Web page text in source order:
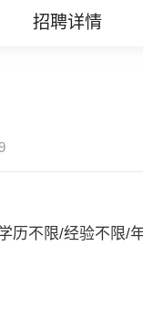
招聘详情
历不限/经验不限/